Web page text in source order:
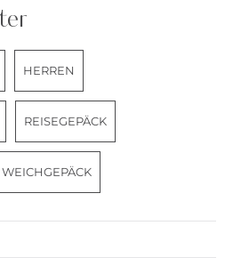
HERREN
REISEGEPÄCK
WEICHGEPÄCK